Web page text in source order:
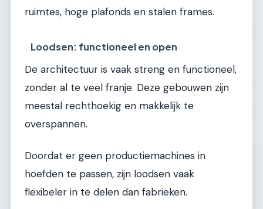
ruimtes, hoge plafonds en stalen frames.
Loodsen: functioneel en open
De architectuur is vaak streng en functioneel,
zonder al te veel franje. Deze gebouwen zijn
meestal rechthoekig en makkelijk te
overspannen.
Doordat er geen productiemachines in
hoefden te passen, zijn loodsen vaak
flexibeler in te delen dan fabrieken.